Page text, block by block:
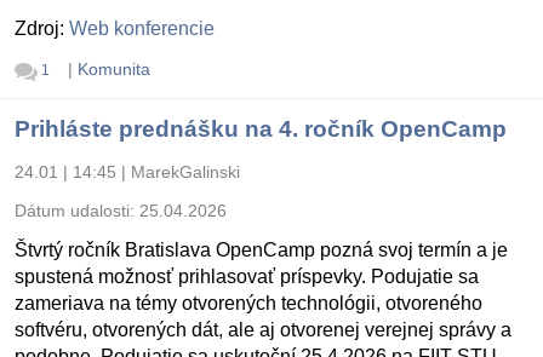
Zdroj: Web konferencie
1 | Komunita
Prihláste prednášku na 4. ročník OpenCamp
24.01 | 14:45 | MarekGalinski
Dátum udalosti: 25.04.2026
Štvrtý ročník Bratislava OpenCamp pozná svoj termín a je
spustená možnosť prihlasovať príspevky. Podujatie sa
zameriava na témy otvorených technológii, otvoreného
softvéru, otvorených dát, ale aj otvorenej verejnej správy a